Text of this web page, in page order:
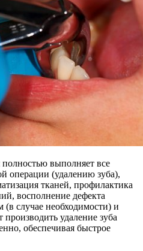
полностью выполняет все
операции (удалению зуба),
тканей, профилактика
восполнение дефекта
(в случае необходимости) и
удаление зуба
обеспечивая быстрое